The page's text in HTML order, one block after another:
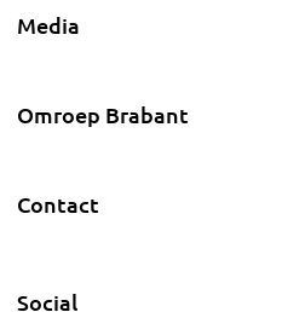
Media
Omroep Brabant
Contact
Social